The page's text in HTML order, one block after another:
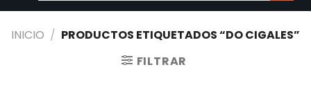
INICIO / PRODUCTOS ETIQUETADOS “DO CIGALES”
FILTRAR